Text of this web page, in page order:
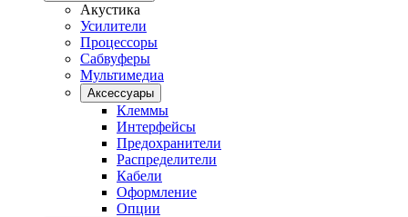
Акустика
Усилители
Процессоры
Сабвуферы
Мультимедиа
Аксессуары
Клеммы
Интерфейсы
Предохранители
Распределители
Кабели
Оформление
Опции